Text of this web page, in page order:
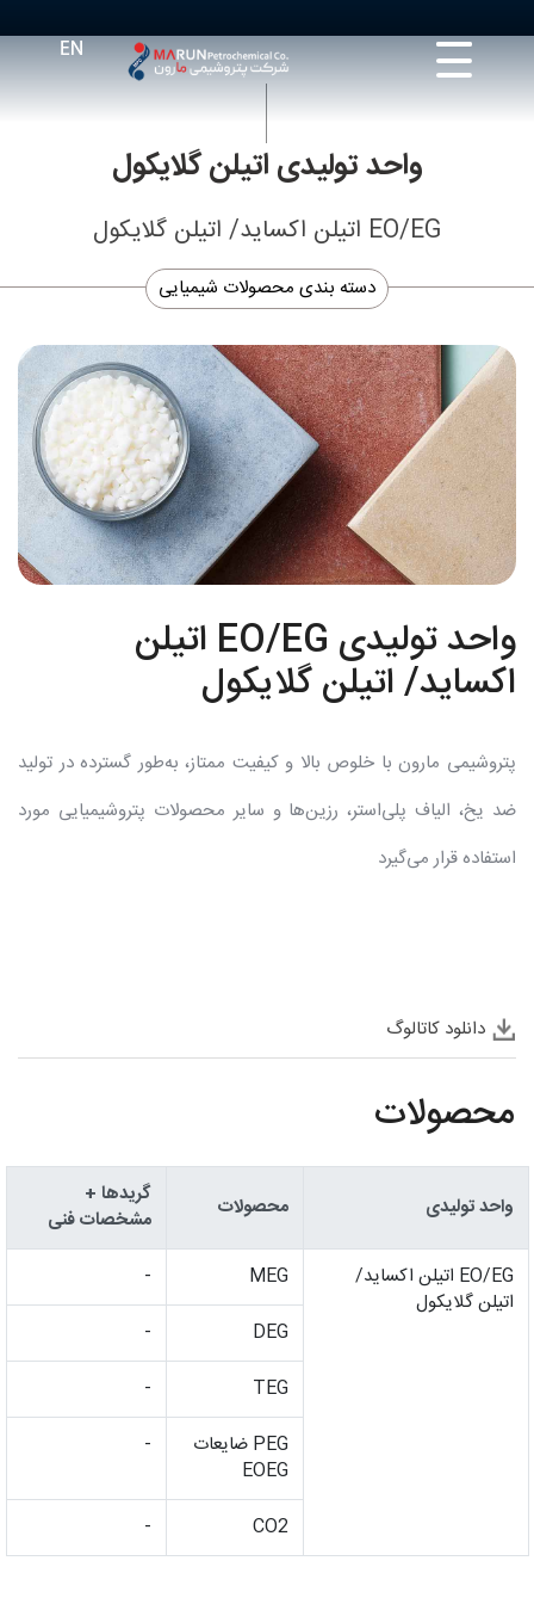
واحد تولیدی اتیلن گلایکول
EO/EG اتیلن اکساید/ اتیلن گلایکول
دسته بندی محصولات شیمیایی
واحد تولیدی EO/EG اتیلن
اکساید/ اتیلن گلایکول
پتروشیمی مارون با خلوص بالا و کیفیت ممتاز، به‌طور گسترده در تولید
ضد یخ، الیاف پلی‌استر، رزین‌ها و سایر محصولات پتروشیمیایی مورد
استفاده قرار می‌گیرد
دانلود کاتالوگ
محصولات
واحد تولیدی محصولات
گریدها +
مشخصات فنی
EO/EG اتیلن اکساید/
اتیلن گلایکول
MEG
-
DEG
-
TEG
-
PEG ضایعات
EOEG
-
CO2
-